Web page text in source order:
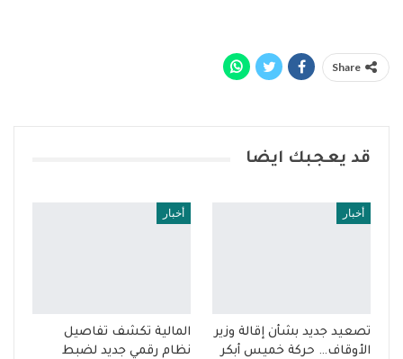
Share
قد يعجبك ايضا
أخبار
تصعيد جديد بشأن إقالة وزير
الأوقاف… حركة خميس أبكر
أخبار
المالية تكشف تفاصيل
نظام رقمي جديد لضبط